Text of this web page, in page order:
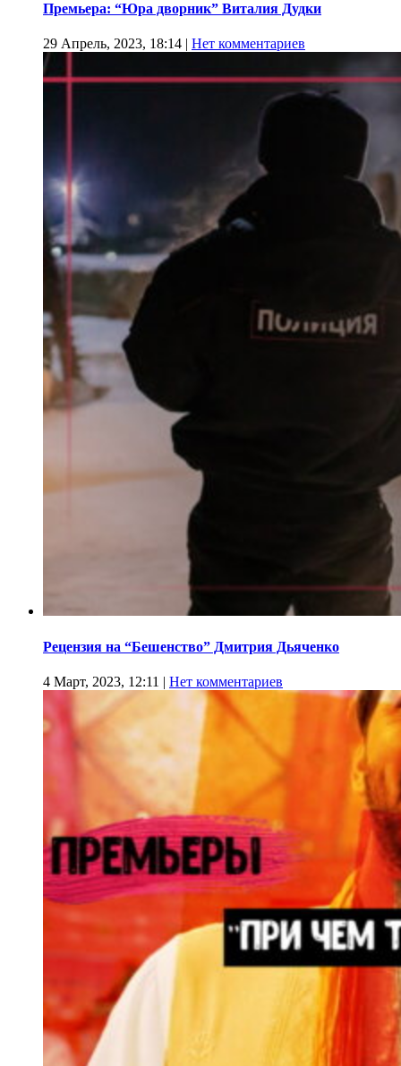
Премьера: “Юра дворник” Виталия Дудки
29 Апрель, 2023, 18:14 | Нет комментариев
Рецензия на “Бешенство” Дмитрия Дьяченко
4 Март, 2023, 12:11 | Нет комментариев